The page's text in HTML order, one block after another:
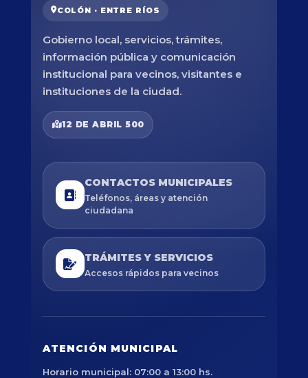
COLÓN · ENTRE RÍOS
Gobierno local, servicios, trámites,
información pública y comunicación
institucional para vecinos, visitantes e
instituciones de la ciudad.
12 DE ABRIL 500
CONTACTOS MUNICIPALES
Teléfonos, áreas y atención
ciudadana
TRÁMITES Y SERVICIOS
Accesos rápidos para vecinos
ATENCIÓN MUNICIPAL
Horario municipal: 07:00 a 13:00 hs.